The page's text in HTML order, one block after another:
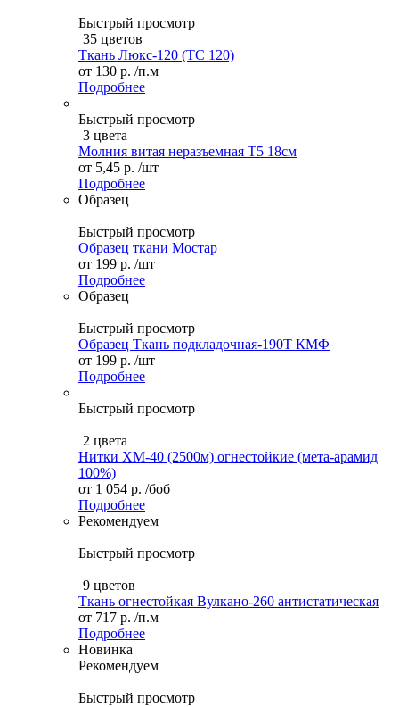
Быстрый просмотр
35 цветов
Ткань Люкс-120 (ТС 120)
от 130 р. /п.м
Подробнее
Быстрый просмотр
3 цвета
Молния витая неразъемная Т5 18см
от 5,45 р. /шт
Подробнее
Образец
Быстрый просмотр
Образец ткани Мостар
от 199 р. /шт
Подробнее
Образец
Быстрый просмотр
Образец Ткань подкладочная-190Т КМФ
от 199 р. /шт
Подробнее
Быстрый просмотр
2 цвета
Нитки ХМ-40 (2500м) огнестойкие (мета-арамид
100%)
от 1 054 р. /боб
Подробнее
Рекомендуем
Быстрый просмотр
9 цветов
Ткань огнестойкая Вулкано-260 антистатическая
от 717 р. /п.м
Подробнее
Новинка
Рекомендуем
Быстрый просмотр